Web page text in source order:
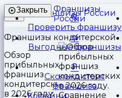
Франшизы
России
Закрыть
Проверить франшизу
Выгодные франшизы
Сколько стоит
франшиза
Кофейни
Франшизы кондитерской
Обзор
прибыльных
франшиз
кондитерских
в 2026 году.